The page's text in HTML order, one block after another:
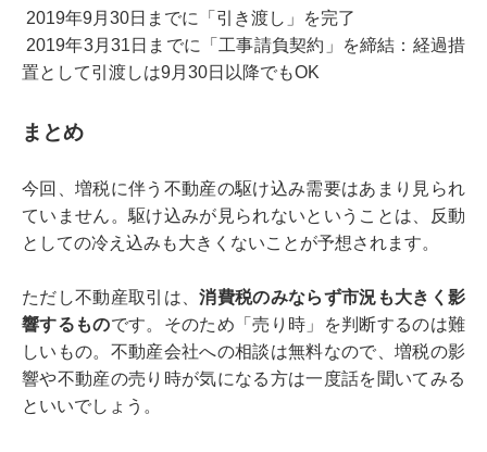
2019年9月30日までに「引き渡し」を完了
2019年3月31日までに「工事請負契約」を締結：経過措
置として引渡しは9月30日以降でもOK
まとめ
今回、増税に伴う不動産の駆け込み需要はあまり見られ
ていません。駆け込みが見られないということは、反動
としての冷え込みも大きくないことが予想されます。
ただし不動産取引は、消費税のみならず市況も大きく影
響するものです。そのため「売り時」を判断するのは難
しいもの。不動産会社への相談は無料なので、増税の影
響や不動産の売り時が気になる方は一度話を聞いてみる
といいでしょう。